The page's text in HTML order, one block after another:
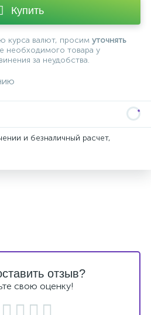
Купить
курса валют, просим уточнять
необходимого товара у
за неудобства.
и безналичный расчет,
отзыв?
свою оценку!